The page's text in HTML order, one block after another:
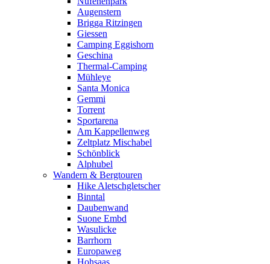
Augenstern
Brigga Ritzingen
Giessen
Camping Eggishorn
Geschina
Thermal-Camping
Mühleye
Santa Monica
Gemmi
Torrent
Sportarena
Am Kappellenweg
Zeltplatz Mischabel
Schönblick
Alphubel
Wandern & Bergtouren
Hike Aletschgletscher
Binntal
Daubenwand
Suone Embd
Wasulicke
Barrhorn
Europaweg
Hohsaas